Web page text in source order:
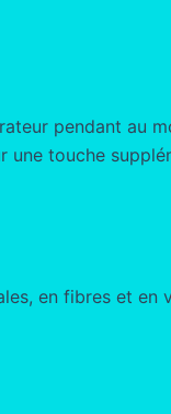
pendant au
une touche
en fibres et en